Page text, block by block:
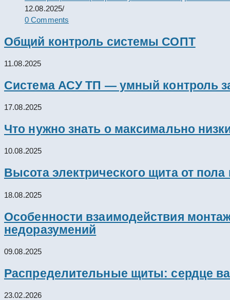
12.08.2025/
0 Comments
Общий контроль системы СОПТ
11.08.2025
Система АСУ ТП — умный контроль
17.08.2025
Что нужно знать о максимально
10.08.2025
Высота электрического щита от
18.08.2025
Особенности взаимодействия
недоразумений
09.08.2025
Распределительные щиты: сердце
23.02.2026